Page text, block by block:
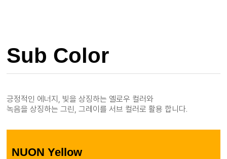
Sub Color
긍정적인 에너지, 빛을 상징하는 옐로우 컬러와
녹음을 상징하는 그린, 그레이를 서브 컬러로 활용 합니다.
NUON Yellow